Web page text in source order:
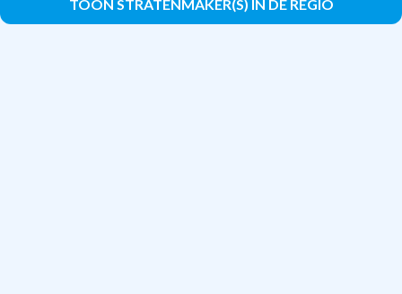
TOON STRATENMAKER(S) IN DE REGIO